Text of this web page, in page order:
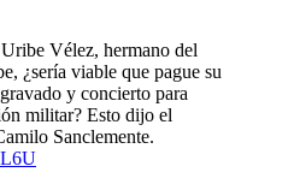
Vélez, hermano del
¿sería viable que pague su
y concierto para
militar? Esto dijo el
Sanclemente.